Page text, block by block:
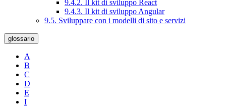
9.4.2. Il kit di sviluppo React
9.4.3. Il kit di sviluppo Angular
9.5. Sviluppare con i modelli di sito e servizi
glossario
A
B
C
D
E
I